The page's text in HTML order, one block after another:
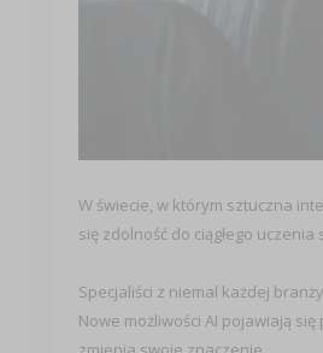
W świecie, w którym sztuczna
się zdolność do ciągłego uczenia
Specjaliści z niemal każdej
Nowe możliwości AI pojawiają